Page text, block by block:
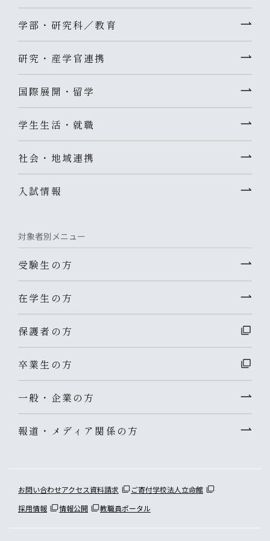
学部・研究科／教育
研究・産学官連携
国際展開・留学
学生生活・就職
社会・地域連携
入試情報
対象者別メニュー
受験生の方
在学生の方
保護者の方
卒業生の方
一般・企業の方
報道・メディア関係の方
お問い合わせアクセス資料請求 ご寄付学校法人立命館
採用情報
情報公開 教職員ポータル